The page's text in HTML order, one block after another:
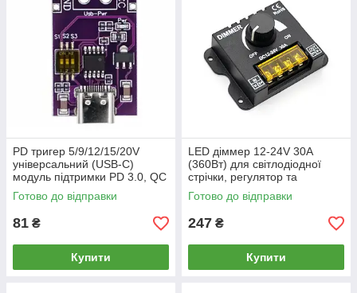
PD тригер 5/9/12/15/20V
універсальний (USB-C)
модуль підтримки PD 3.0, QC
3.0 та AFC з перемикачем
Готово до відправки
81 ₴
Купити
LED діммер 12-24V 30А
(360Вт) для світлодіодної
стрічки, регулятор та
контролер з ручним
керуванням
Готово до відправки
247 ₴
Купити